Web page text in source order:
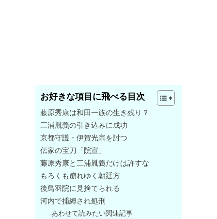
お好きな項目に飛べる目次
藤原秀康は和田一族の生き残り？
三浦胤義の引き込みに成功
京都守護・伊賀光宗を討つ
伝家の宝刀「院宣」
藤原秀康と三浦胤義だけは許すな
もろくも崩れゆく朝廷方
後鳥羽院に見捨てられる
河内で捕縛され処刑
あわせて読みたい関連記事